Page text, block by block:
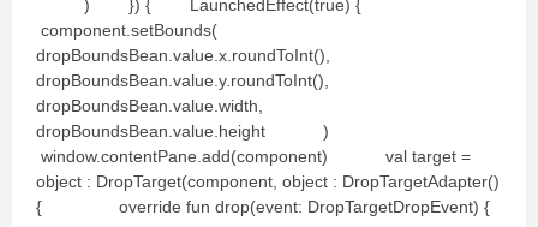
) }) { LaunchedEffect(true) {
component.setBounds(
dropBoundsBean.value.x.roundToInt(),
dropBoundsBean.value.y.roundToInt(),
dropBoundsBean.value.width,
dropBoundsBean.value.height )
window.contentPane.add(component) val target =
object : DropTarget(component, object : DropTargetAdapter()
{ override fun drop(event: DropTargetDropEvent) {